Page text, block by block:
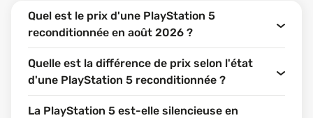
Quel est le prix d'une PlayStation 5
reconditionnée en août 2026 ?
Quelle est la différence de prix selon l'état
d'une PlayStation 5 reconditionnée ?
La PlayStation 5 est-elle silencieuse en